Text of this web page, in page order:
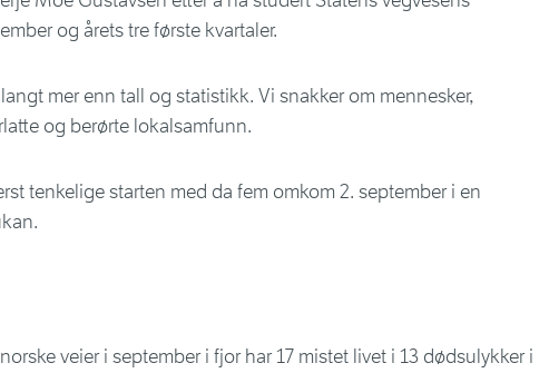
og årets tre første kvartaler.
mer enn tall og statistikk. Vi snakker om mennesker,
og berørte lokalsamfunn.
tenkelige starten med da fem omkom 2. september i en
veier i september i fjor har 17 mistet livet i 13 dødsulykker i